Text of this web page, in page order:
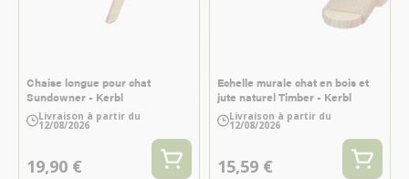
Chaise longue pour chat
Sundowner - Kerbl
Livraison à partir du
12/08/2026
19,90 €
Echelle murale chat en bois et
jute naturel Timber - Kerbl
Livraison à partir du
12/08/2026
15,59 €